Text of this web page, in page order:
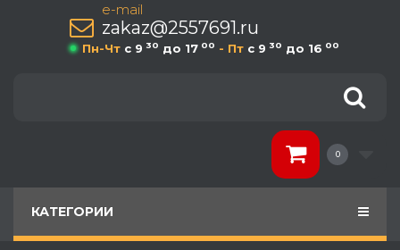
e-mail
zakaz@2557691.ru
Пн-Чт c 9 30 до 17 00 - Пт c 9 30 до 16 00
0
КАТЕГОРИИ